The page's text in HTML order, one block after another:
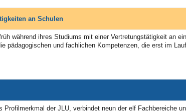
an Schulen
während ihres Studiums mit einer Vertretungstätigkeit an
pädagogischen und fachlichen Kompetenzen, die erst im
Profilmerkmal der JLU, verbindet neun der elf